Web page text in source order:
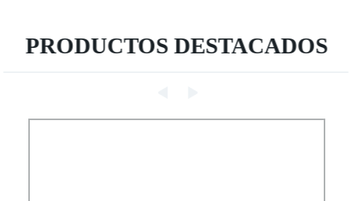
PRODUCTOS DESTACADOS